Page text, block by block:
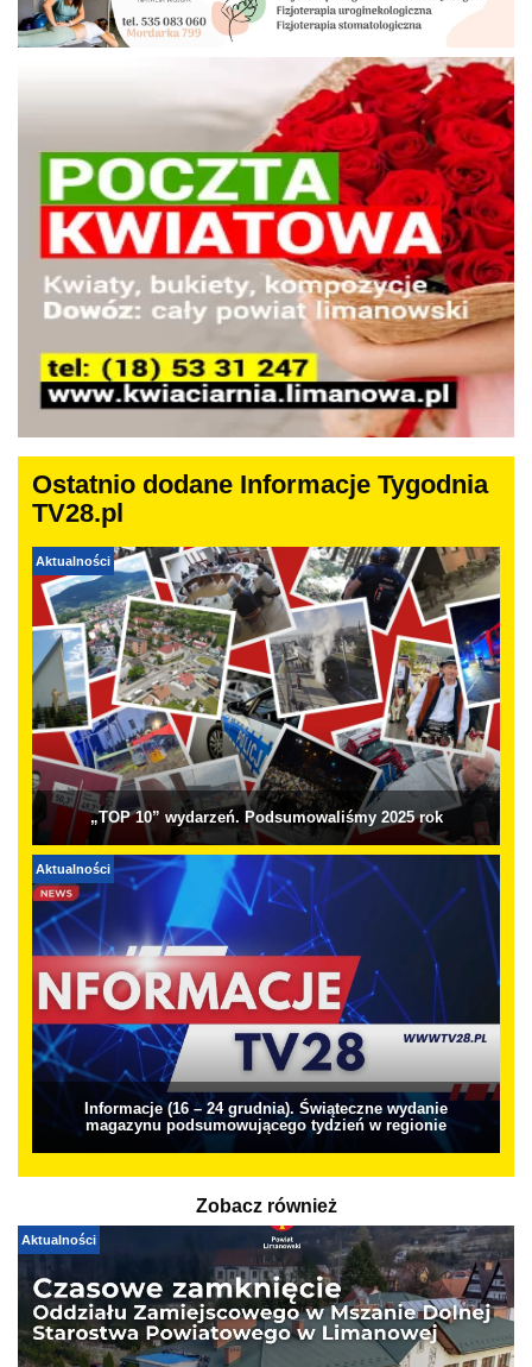
Ostatnio dodane Informacje Tygodnia
TV28.pl
Aktualności
„TOP 10” wydarzeń. Podsumowaliśmy 2025 rok
Aktualności
Informacje (16 – 24 grudnia). Świąteczne wydanie
magazynu podsumowującego tydzień w regionie
Zobacz również
Aktualności